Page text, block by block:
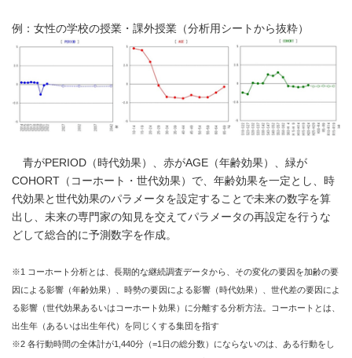
例：女性の学校の授業・課外授業（分析用シートから抜粋）
青がPERIOD（時代効果）、赤がAGE（年齢効果）、緑が
COHORT（コーホート・世代効果）で、年齢効果を一定とし、時
代効果と世代効果のパラメータを設定することで未来の数字を算
出し、未来の専門家の知見を交えてパラメータの再設定を行うな
どして総合的に予測数字を作成。
※1 コーホート分析とは、長期的な継続調査データから、その変化の要因を加齢の要
因による影響（年齢効果）、時勢の要因による影響（時代効果）、世代差の要因によ
る影響（世代効果あるいはコーホート効果）に分離する分析方法。コーホートとは、
出生年（あるいは出生年代）を同じくする集団を指す
※2 各行動時間の全体計が1,440分（=1日の総分数）にならないのは、ある行動をし